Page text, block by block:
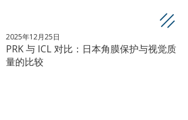
PRK 与 ICL 对比：日本角膜保护与视觉质
量的比较
2025年12月25日